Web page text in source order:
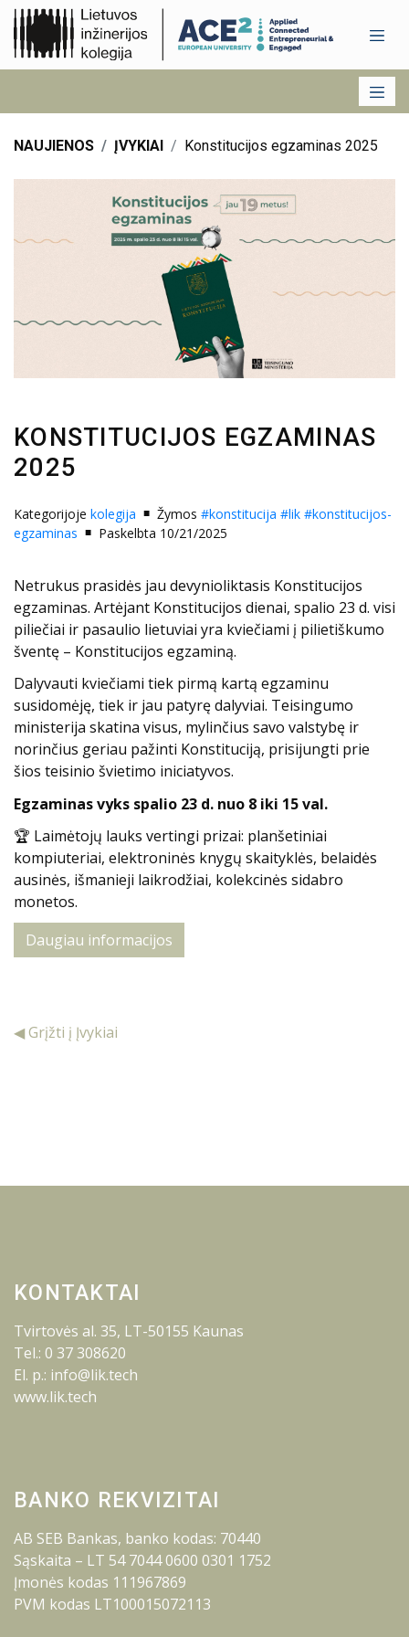
NAUJIENOS ĮVYKIAI Konstitucijos egzaminas 2025
KONSTITUCIJOS EGZAMINAS
2025
Kategorijoje kolegija Žymos #konstitucija #lik #konstitucijos-
egzaminas
Paskelbta 10/21/2025
Netrukus prasidės jau devynioliktasis Konstitucijos
egzaminas. Artėjant Konstitucijos dienai, spalio 23 d. visi
piliečiai ir pasaulio lietuviai yra kviečiami į pilietiškumo
šventę – Konstitucijos egzaminą.
Dalyvauti kviečiami tiek pirmą kartą egzaminu
susidomėję, tiek ir jau patyrę dalyviai. Teisingumo
ministerija skatina visus, mylinčius savo valstybę ir
norinčius geriau pažinti Konstituciją, prisijungti prie
šios teisinio švietimo iniciatyvos.
Egzaminas vyks spalio 23 d. nuo 8 iki 15 val.
🏆 Laimėtojų lauks vertingi prizai: planšetiniai
kompiuteriai, elektroninės knygų skaityklės, belaidės
ausinės, išmanieji laikrodžiai, kolekcinės sidabro
monetos.
Daugiau informacijos
◀ Grįžti į Įvykiai
KONTAKTAI
Tvirtovės al. 35, LT-50155 Kaunas
Tel.: 0 37 308620
El. p.: info@lik.tech
www.lik.tech
BANKO REKVIZITAI
AB SEB Bankas, banko kodas: 70440
Sąskaita – LT 54 7044 0600 0301 1752
Įmonės kodas 111967869
PVM kodas LT100015072113